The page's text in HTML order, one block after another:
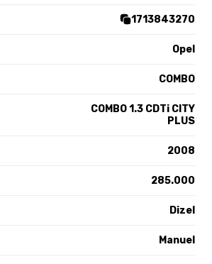
1713843270
Opel
COMBO
COMBO 1.3 CDTi CITY
PLUS
2008
285.000
Dizel
Manuel